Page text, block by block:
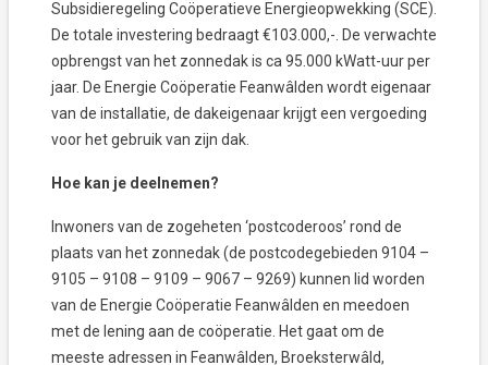
Subsidieregeling Coöperatieve Energieopwekking (SCE).
De totale investering bedraagt €103.000,-. De verwachte
opbrengst van het zonnedak is ca 95.000 kWatt-uur per
jaar. De Energie Coöperatie Feanwâlden wordt eigenaar
van de installatie, de dakeigenaar krijgt een vergoeding
voor het gebruik van zijn dak.
Hoe kan je deelnemen?
Inwoners van de zogeheten ‘postcoderoos’ rond de
plaats van het zonnedak (de postcodegebieden 9104 –
9105 – 9108 – 9109 – 9067 – 9269) kunnen lid worden
van de Energie Coöperatie Feanwâlden en meedoen
met de lening aan de coöperatie. Het gaat om de
meeste adressen in Feanwâlden, Broeksterwâld,